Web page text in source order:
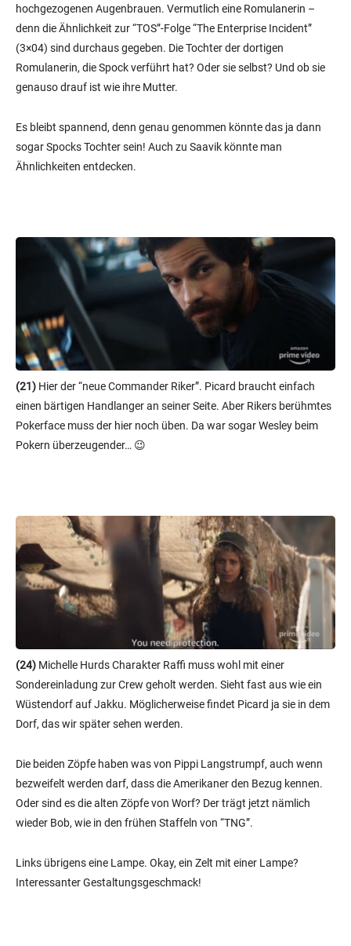
hochgezogenen Augenbrauen. Vermutlich eine Romulanerin –
denn die Ähnlichkeit zur “TOS”-Folge “The Enterprise Incident”
(3×04) sind durchaus gegeben. Die Tochter der dortigen
Romulanerin, die Spock verführt hat? Oder sie selbst? Und ob sie
genauso drauf ist wie ihre Mutter.
Es bleibt spannend, denn genau genommen könnte das ja dann
sogar Spocks Tochter sein! Auch zu Saavik könnte man
Ähnlichkeiten entdecken.
(21) Hier der “neue Commander Riker”. Picard braucht einfach
einen bärtigen Handlanger an seiner Seite. Aber Rikers berühmtes
Pokerface muss der hier noch üben. Da war sogar Wesley beim
Pokern überzeugender… 😉
(24) Michelle Hurds Charakter Raffi muss wohl mit einer
Sondereinladung zur Crew geholt werden. Sieht fast aus wie ein
Wüstendorf auf Jakku. Möglicherweise findet Picard ja sie in dem
Dorf, das wir später sehen werden.
Die beiden Zöpfe haben was von Pippi Langstrumpf, auch wenn
bezweifelt werden darf, dass die Amerikaner den Bezug kennen.
Oder sind es die alten Zöpfe von Worf? Der trägt jetzt nämlich
wieder Bob, wie in den frühen Staffeln von “TNG”.
Links übrigens eine Lampe. Okay, ein Zelt mit einer Lampe?
Interessanter Gestaltungsgeschmack!